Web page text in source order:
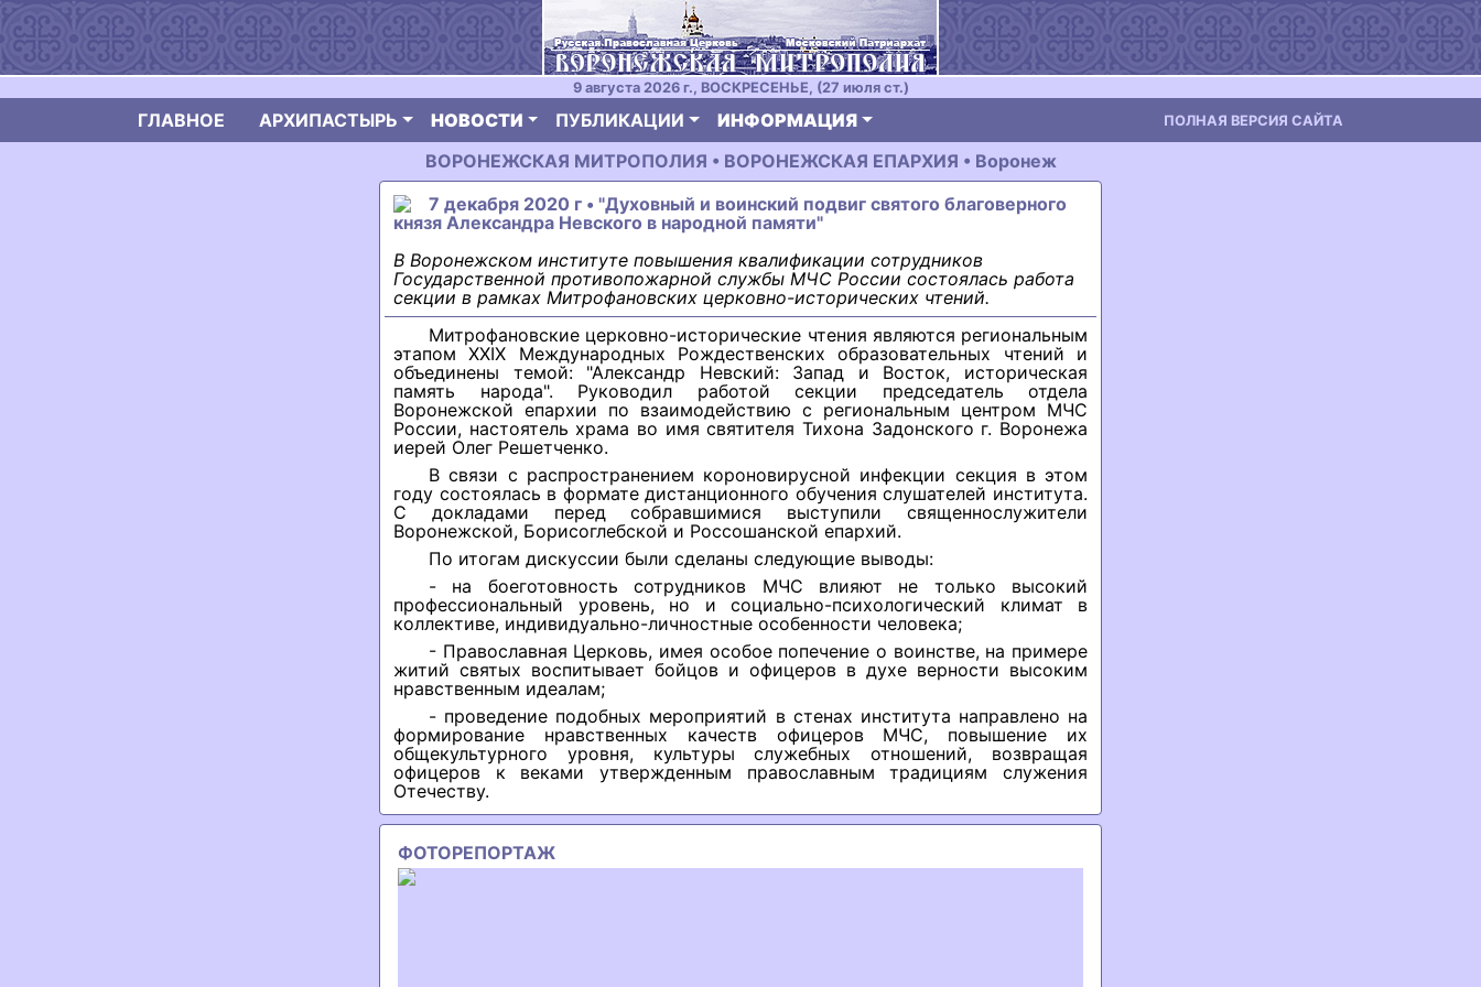
9 августа 2026 г., ВОСКРЕСЕНЬЕ, (27 июля ст.)
ГЛАВНОЕ АРХИПАСТЫРЬ НОВОСТИ ПУБЛИКАЦИИ ИНФОРМАЦИЯ ПОЛНАЯ ВЕРСИЯ САЙТА
ВОРОНЕЖСКАЯ МИТРОПОЛИЯ • ВОРОНЕЖСКАЯ ЕПАРХИЯ • Воронеж
7 декабря 2020 г • "Духовный и воинский подвиг святого благоверного
князя Александра Невского в народной памяти"
В Воронежском институте повышения квалификации сотрудников
Государственной противопожарной службы МЧС России состоялась работа
секции в рамках Митрофановских церковно-исторических чтений.
Митрофановские церковно-исторические чтения являются региональным
этапом XXIХ Международных Рождественских образовательных чтений и
объединены темой: "Александр Невский: Запад и Восток, историческая
память народа". Руководил работой секции председатель отдела
Воронежской епархии по взаимодействию с региональным центром МЧС
России, настоятель храма во имя святителя Тихона Задонского г. Воронежа
иерей Олег Решетченко.
В связи с распространением короновирусной инфекции секция в этом
году состоялась в формате дистанционного обучения слушателей института.
С докладами перед собравшимися выступили священнослужители
Воронежской, Борисоглебской и Россошанской епархий.
По итогам дискуссии были сделаны следующие выводы:
- на боеготовность сотрудников МЧС влияют не только высокий
профессиональный уровень, но и социально-психологический климат в
коллективе, индивидуально-личностные особенности человека;
- Православная Церковь, имея особое попечение о воинстве, на примере
житий святых воспитывает бойцов и офицеров в духе верности высоким
нравственным идеалам;
- проведение подобных мероприятий в стенах института направлено на
формирование нравственных качеств офицеров МЧС, повышение их
общекультурного уровня, культуры служебных отношений, возвращая
офицеров к веками утвержденным православным традициям служения
Отечеству.
ФОТОРЕПОРТАЖ